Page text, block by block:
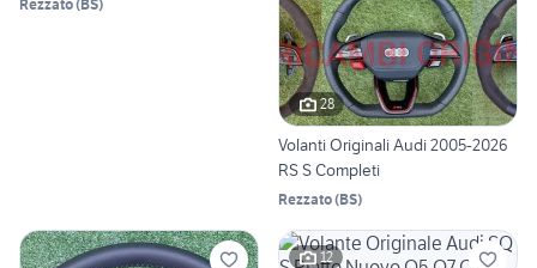
Rezzato(BS)
28
Volanti Originali Audi 2005-2026
RS S Completi
Rezzato(BS)
12